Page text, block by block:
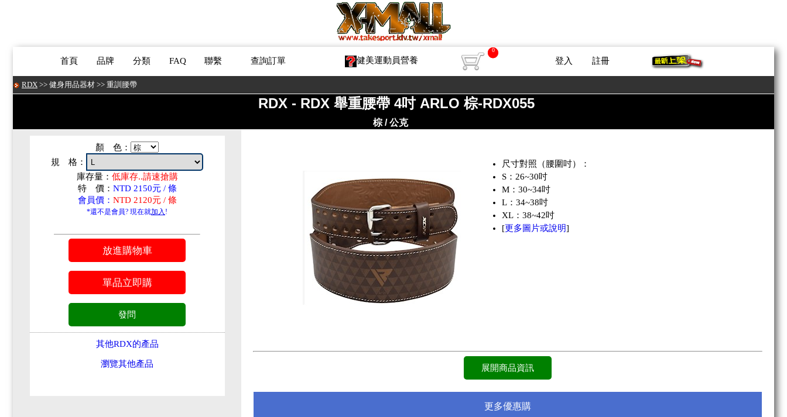
首頁 品牌 分類 FAQ 聯繫 查詢訂單 健美運動員營養
0
登入 註冊
RDX >> 健身用品器材 >> 重訓腰帶
RDX - RDX 舉重腰帶 4吋 ARLO 棕-RDX055
棕 / 公克
顏 色：
規 格：
庫存量： 低庫存..請速搶購
特 價： NTD 2150元 / 條
會員價： NTD 2120元 / 條
*還不是會員? 現在就加入 !
其他RDX的產品
瀏覽其他產品
尺寸對照（腰圍吋）：
S：26~30吋
M：30~34吋
L：34~38吋
XL：38~42吋
[更多圖片或說明]
更多優惠購